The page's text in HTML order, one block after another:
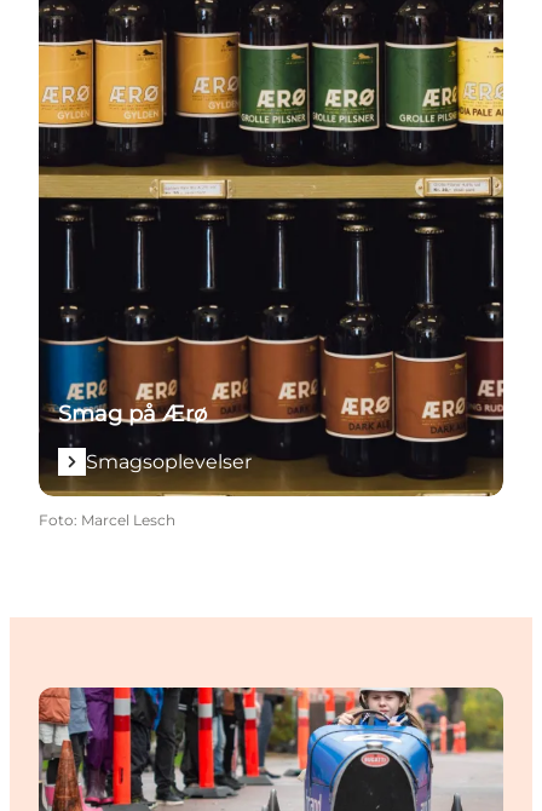
Smag på Ærø
Smagsoplevelser
Foto: Marcel Lesch